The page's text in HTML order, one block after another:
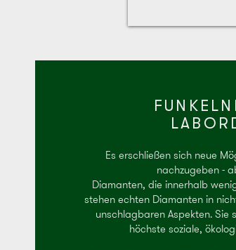
Es erschließen sich neue
nachzugeben -
Diamanten, die innerhalb
stehen echten Diamanten in
unschlagbaren Aspekten.
höchste soziale,